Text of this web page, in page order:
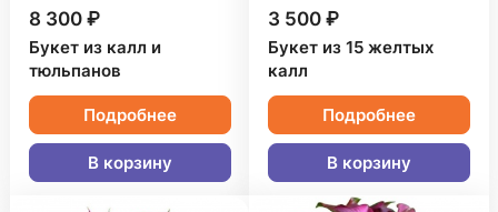
8 300 ₽
Букет из калл и
тюльпанов
Подробнее
В корзину
3 500 ₽
Букет из 15 желтых
калл
Подробнее
В корзину